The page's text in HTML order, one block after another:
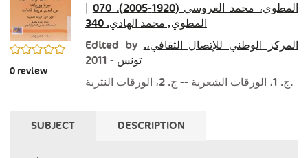
0/5
0 review
المطوي، محمد العروسي (1920-2005). 070
|
المطوي, محمد الهادي. 340
Edited by المركز الوطني للإتصال الثقافي‏،.
تونس - 2011
ج. 1، الورقات الشعرية‏ -- ‏ج. 2، الورقات النثرية.
SUBJECT DESCRIPTION